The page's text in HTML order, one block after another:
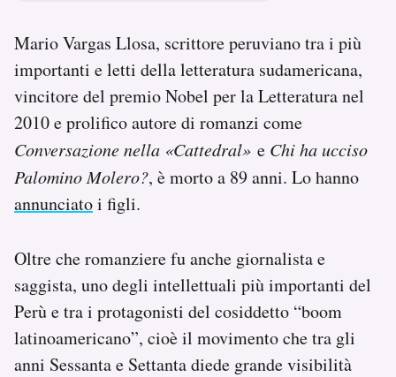
CALENDARIO
AREA PERSONALE
Area Personale
Newsletter
Notifiche mobile
Regala il Post
Mario Vargas Llosa, scrittore peruviano tra i più
importanti e letti della letteratura sudamericana,
vincitore del premio Nobel per la Letteratura nel
2010 e prolifico autore di romanzi come
Conversazione nella «Cattedral» e Chi ha ucciso
Palomino Molero?, è morto a 89 anni. Lo hanno
annunciatoi figli.
Oltre che romanziere fu anche giornalista e
saggista, uno degli intellettuali più importanti del
Perù e tra i protagonisti del cosiddetto “boom
latinoamericano”, cioè il movimento che tra gli
anni Sessanta e Settanta diede grande visibilità